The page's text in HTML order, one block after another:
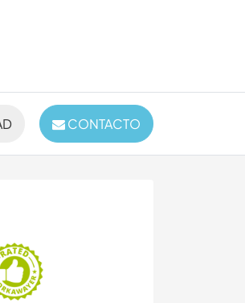
CONTACTO